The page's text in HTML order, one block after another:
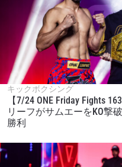
キックボクシング
【7/24 ONE Friday Fights
リーフがサムエーをKO撃
勝利